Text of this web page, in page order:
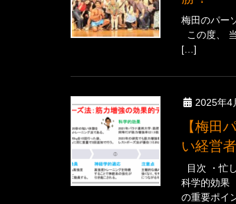
梅田のパー
この度、
[…]
2025年4
【梅田パーソナルジム】レストポーズ法で効率的に筋力アップ！忙し
い経営
目次 ・忙
科学的効果
の重要ポイ